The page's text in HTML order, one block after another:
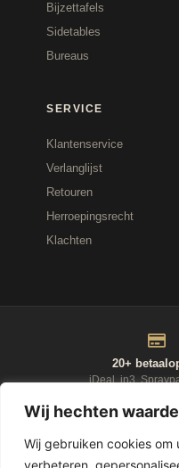
Wij hechten
Wij gebruiken cookies
verbeteren,
Bijzettafels
Sidetables
Bureaus
SERVICE
Klantenservice
Verlanglijst
Retouren
Herroepingsrecht
Klachten
20+
iDeal, in3,